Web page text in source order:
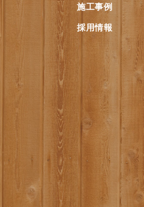
施工事例
採用情報